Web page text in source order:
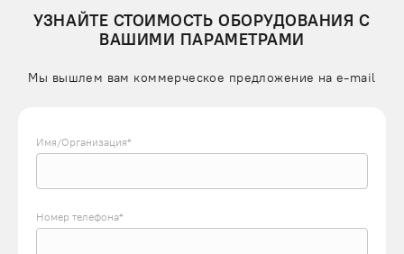
УЗНАЙТЕ СТОИМОСТЬ ОБОРУДОВАНИЯ С
ВАШИМИ ПАРАМЕТРАМИ
Мы вышлем вам коммерческое предложение на e-mail
Имя/Организация*
Номер телефона*